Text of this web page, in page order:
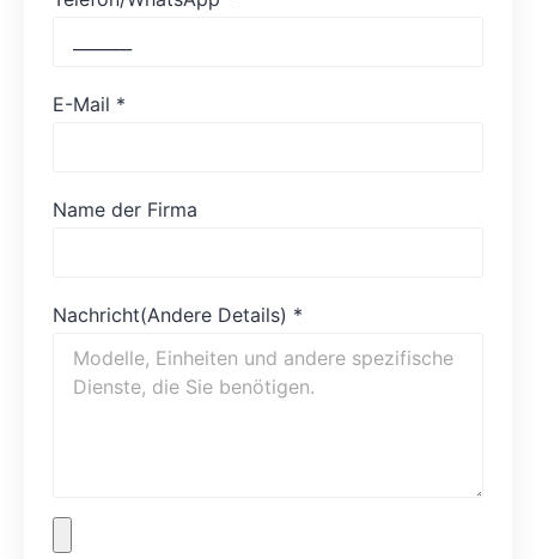
E-Mail *
Name der Firma
Nachricht(Andere Details) *